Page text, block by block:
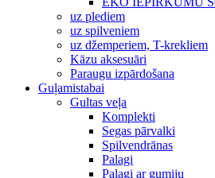
uz plediem
uz spilveniem
uz džemperiem, T-krekliem
Kāzu aksesuāri
Paraugu izpārdošana
Guļamistabai
Gultas veļa
Komplekti
Segas pārvalki
Spilvendrānas
Palagi
Palagi ar gumiju